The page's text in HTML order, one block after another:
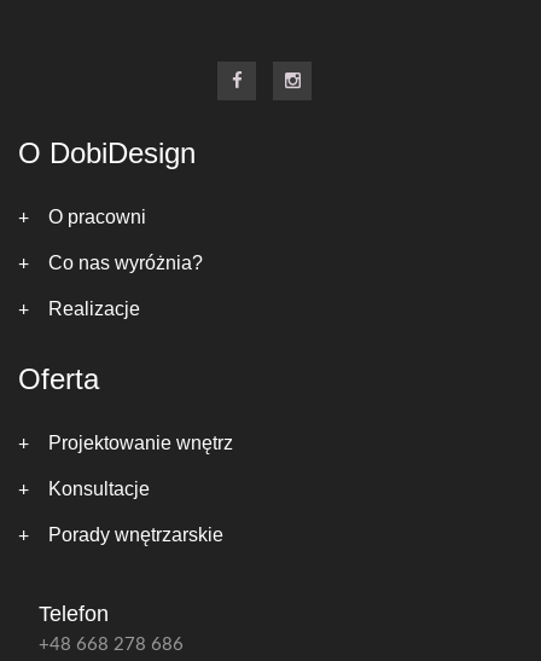
O DobiDesign
O pracowni
Co nas wyróżnia?
Realizacje
Oferta
Projektowanie wnętrz
Konsultacje
Porady wnętrzarskie
Telefon
+48 668 278 686